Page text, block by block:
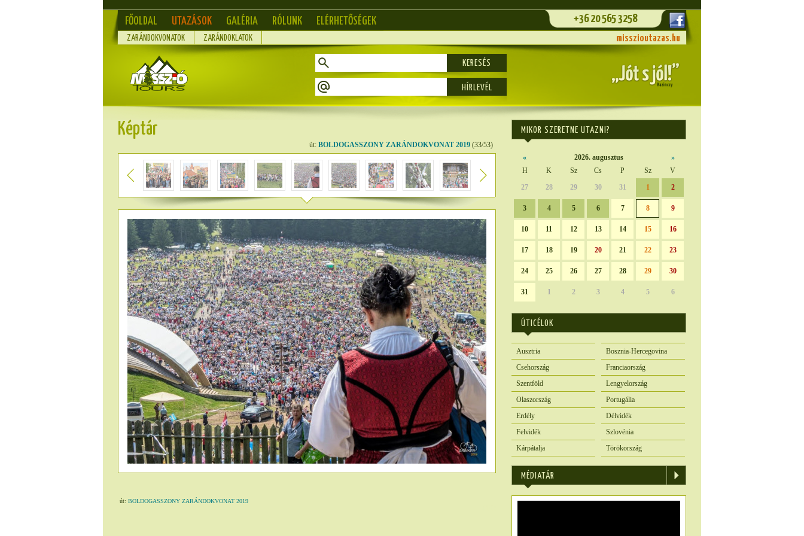
FŐOLDAL UTAZÁSOK GALÉRIA RÓLUNK ELÉRHETŐSÉGEK +36 20 565 3258
ZARÁNDOKVONATOK ZARÁNDOKLATOK misszioutazas.hu
KERESÉS
Képtár
út: BOLDOGASSZONY ZARÁNDOKVONAT 2019 (33/53)
út: BOLDOGASSZONY ZARÁNDOKVONAT 2019
MIKOR SZERETNE UTAZNI?
« 2026. augusztus
»
H
K Sz Cs P Sz
V
27
28 29 30 31 1 2
3 4 5 6 7 8 9
10 11 12 13 14 15 16
17 18 19 20 21 22 23
24 25 26 27 28 29 30
31 1 2 3 4 5 6
ÚTICÉLOK
Ausztria
Bosznia-Hercegovina
Csehország
Franciaország
Szentföld
Lengyelország
Olaszország
Portugália
Erdély
Délvidék
Felvidék
Szlovénia
Kárpátalja
Törökország
MÉDIATÁR